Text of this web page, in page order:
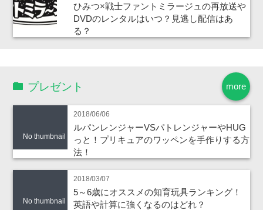
ひみつ×戦士ファントミラージュの再放送や
DVDのレンタルはいつ？見逃し配信はあ
る？
more
プレゼント
No thumbnail
2018/06/06
ルパンレンジャーVSパトレンジャーやHUG
っと！プリキュアのワッペンを手作りする方
法！
No thumbnail
2018/03/07
5～6歳にオススメの知育玩具ランキング！
英語や計算に強くなるのはどれ？